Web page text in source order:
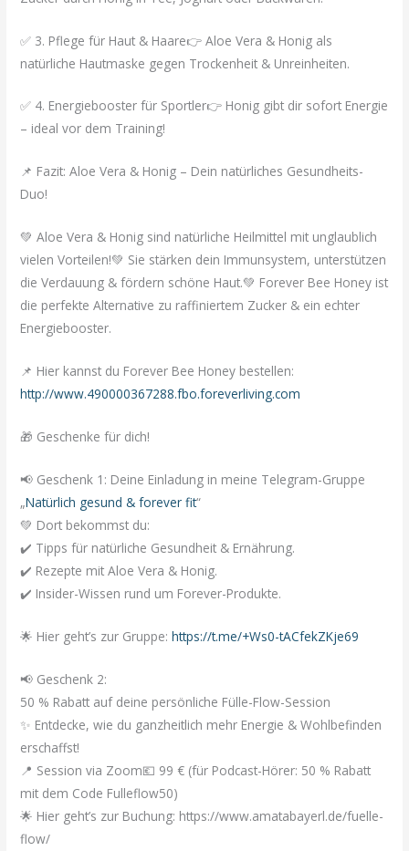
✅ 3. Pflege für Haut & Haare👉 Aloe Vera & Honig als
natürliche Hautmaske gegen Trockenheit & Unreinheiten.
✅ 4. Energiebooster für Sportler👉 Honig gibt dir sofort Energie
– ideal vor dem Training!
📌 Fazit: Aloe Vera & Honig – Dein natürliches Gesundheits-
Duo!
💚 Aloe Vera & Honig sind natürliche Heilmittel mit unglaublich
vielen Vorteilen!💚 Sie stärken dein Immunsystem, unterstützen
die Verdauung & fördern schöne Haut.💚 Forever Bee Honey ist
die perfekte Alternative zu raffiniertem Zucker & ein echter
Energiebooster.
📌 Hier kannst du Forever Bee Honey bestellen:
http://www.490000367288.fbo.foreverliving.com
🎁 Geschenke für dich!
📢 Geschenk 1: Deine Einladung in meine Telegram-Gruppe
„Natürlich gesund & forever fit“
💚 Dort bekommst du:
✔️ Tipps für natürliche Gesundheit & Ernährung.
✔️ Rezepte mit Aloe Vera & Honig.
✔️ Insider-Wissen rund um Forever-Produkte.
🌟 Hier geht’s zur Gruppe:https://t.me/+Ws0-tACfekZKje69
📢 Geschenk 2:
50 % Rabatt auf deine persönliche Fülle-Flow-Session
✨ Entdecke, wie du ganzheitlich mehr Energie & Wohlbefinden
erschaffst!
📍 Session via Zoom💶 99 € (für Podcast-Hörer: 50 % Rabatt
mit dem Code Fulleflow50)
🌟 Hier geht’s zur Buchung: https://www.amatabayerl.de/fuelle-
flow/